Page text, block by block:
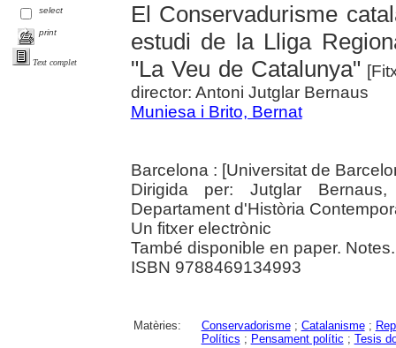
select
print
Text complet
El Conservadurisme
estudi de la Lliga
"La Veu de Catalunya"
director: Antoni Jutglar Bernaus
Muniesa i Brito, Bernat
Barcelona : [Universitat de
Dirigida per: Jutglar
Departament d'Història
Un fitxer electrònic
També disponible en paper.
ISBN 9788469134993
Matèries: Conservadorisme; Catalanisme;
Polítics ; Pensament polític ; Tesis